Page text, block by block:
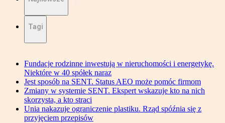
Tagi
Fundacje rodzinne inwestują w nieruchomości i energetykę.
Niektóre w 40 spółek naraz
Jest sposób na SENT. Status AEO może pomóc firmom
Zmiany w systemie SENT. Ekspert wskazuje kto na nich
skorzysta, a kto straci
Unia nakazuje ograniczenie plastiku. Rząd spóźnia się z
przyjęciem przepisów